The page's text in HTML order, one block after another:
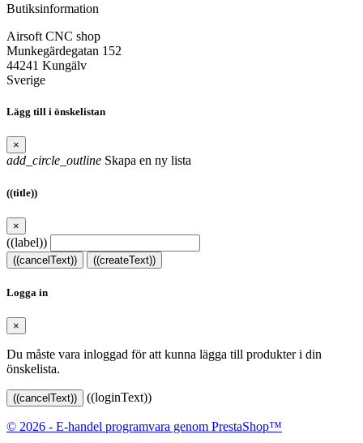
Butiksinformation
Airsoft CNC shop
Munkegärdegatan 152
44241 Kungälv
Sverige
Lägg till i önskelistan
×
add_circle_outline Skapa en ny lista
((title))
×
((label))
((cancelText)) ((createText))
Logga in
×
Du måste vara inloggad för att kunna lägga till produkter i din
önskelista.
((cancelText)) ((loginText))
© 2026 - E-handel programvara genom PrestaShop™